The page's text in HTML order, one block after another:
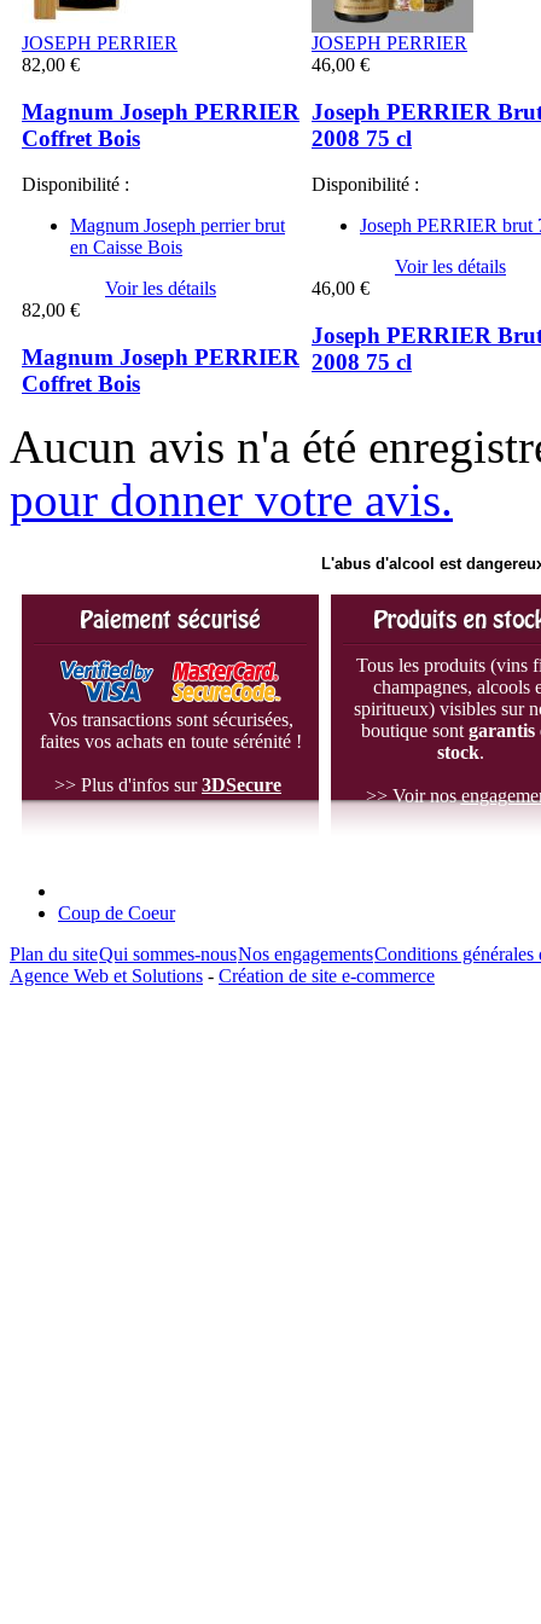
JOSEPH PERRIER
82,00 €
Magnum Joseph PERRIER
Coffret Bois
Disponibilité :
Magnum Joseph perrier brut
en Caisse Bois
Voir les détails
82,00 €
Magnum Joseph PERRIER
Coffret Bois
JOSEPH PERRIER
46,00 €
Joseph PERRIER
2008 75 cl
Disponibilité :
Joseph PERRIER brut
Voir les détails
46,00 €
Joseph PERRIER
2008 75 cl
Aucun avis n'a été
pour donner votre avis.
L'abus d'alcool est
Vos transactions sont sécurisées,
faites vos achats en toute sérénité !
>> Plus d'infos sur3DSecure
Tous les produits (vins
champagnes, alcools
spiritueux) visibles sur
boutique sont garantis
stock.
>> Voir nos
Coup de Coeur
Plan du siteQui sommes-nousNos engagementsConditions générales
Agence Web et Solutions - Création de site e-commerce